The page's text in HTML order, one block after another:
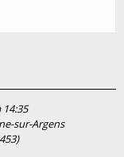
sur-Argens
)